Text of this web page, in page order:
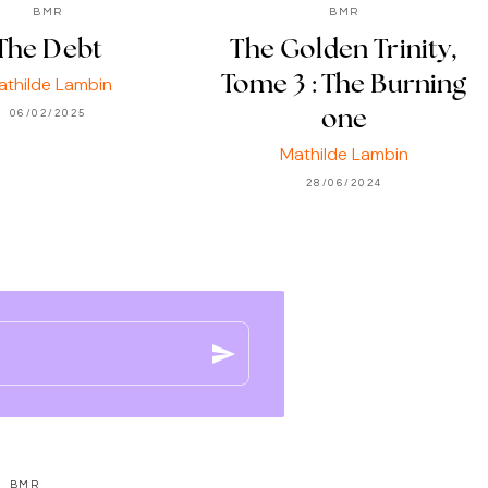
BMR
Debt
Lambin
06/02/2025
BMR
The Golden Trinity,
Tome 3 : The Burning
one
Mathilde Lambin
28/06/2024
send
BMR